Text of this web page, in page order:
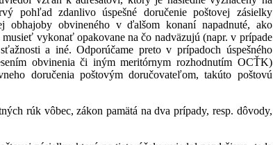
pohľad zdanlivo úspešné doručenie poštovej zásielky
obvineného v ďalšom konaní napadnuté, ako
vykonať opakovane na čo nadväzujú (napr. v prípade
a iné. Odporúčame preto v prípadoch úspešného
obvinenia či iným meritórnym rozhodnutím OCŤK)
doručenia poštovým doručovateľom, takúto poštovú
rúk vôbec, zákon pamätá na dva prípady, resp. dôvody,